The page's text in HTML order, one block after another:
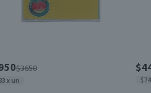
$3650
x un